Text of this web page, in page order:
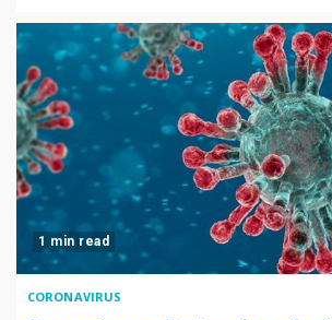
1 min read
CORONAVIRUS